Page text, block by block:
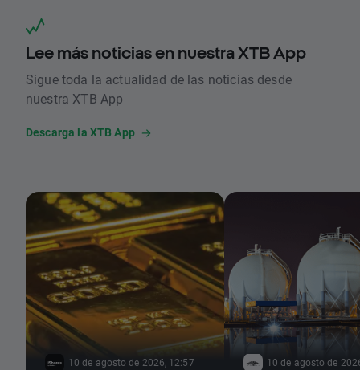
Lee más noticias en nuestra XTB App
Sigue toda la actualidad de las noticias desde
nuestra XTB App
Descarga la XTB App
10 de agosto de 2026, 12:57 10 de agosto de